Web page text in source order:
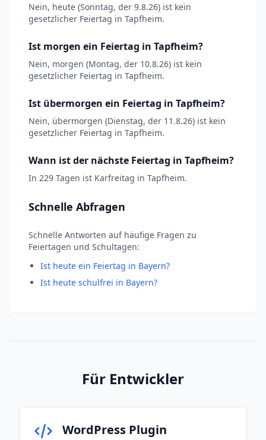
Nein, heute (Sonntag, der 9.8.26) ist kein
gesetzlicher Feiertag in Tapfheim.
Ist morgen ein Feiertag in Tapfheim?
Nein, morgen (Montag, der 10.8.26) ist kein
gesetzlicher Feiertag in Tapfheim.
Ist übermorgen ein Feiertag in Tapfheim?
Nein, übermorgen (Dienstag, der 11.8.26) ist kein
gesetzlicher Feiertag in Tapfheim.
Wann ist der nächste Feiertag in Tapfheim?
In 229 Tagen ist Karfreitag in Tapfheim.
Schnelle Abfragen
Schnelle Antworten auf häufige Fragen zu
Feiertagen und Schultagen:
Ist heute ein Feiertag in Bayern?
Ist heute schulfrei in Bayern?
Für Entwickler
WordPress Plugin